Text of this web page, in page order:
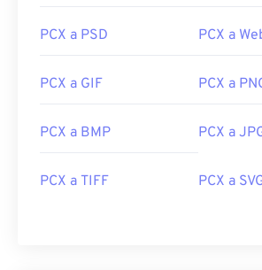
PCX a PSD PCX a
PCX a GIF PCX a
PCX a BMP PCX a
PCX a TIFF PCX a